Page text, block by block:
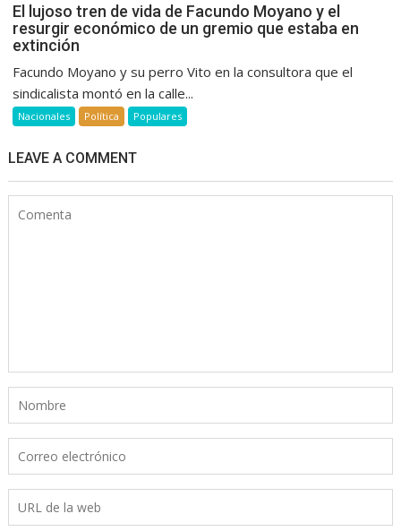
El lujoso tren de vida de Facundo Moyano y el
resurgir económico de un gremio que estaba en
extinción
Facundo Moyano y su perro Vito en la consultora que el
sindicalista montó en la calle...
Nacionales Política Populares
LEAVE A COMMENT